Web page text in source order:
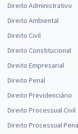
Direito Administrativo
Direito Ambiental
Direito Civil
Direito Constitucional
Direito Empresarial
Direito Penal
Direito Previdenciário
Direito Processual Civil
Direito Processual